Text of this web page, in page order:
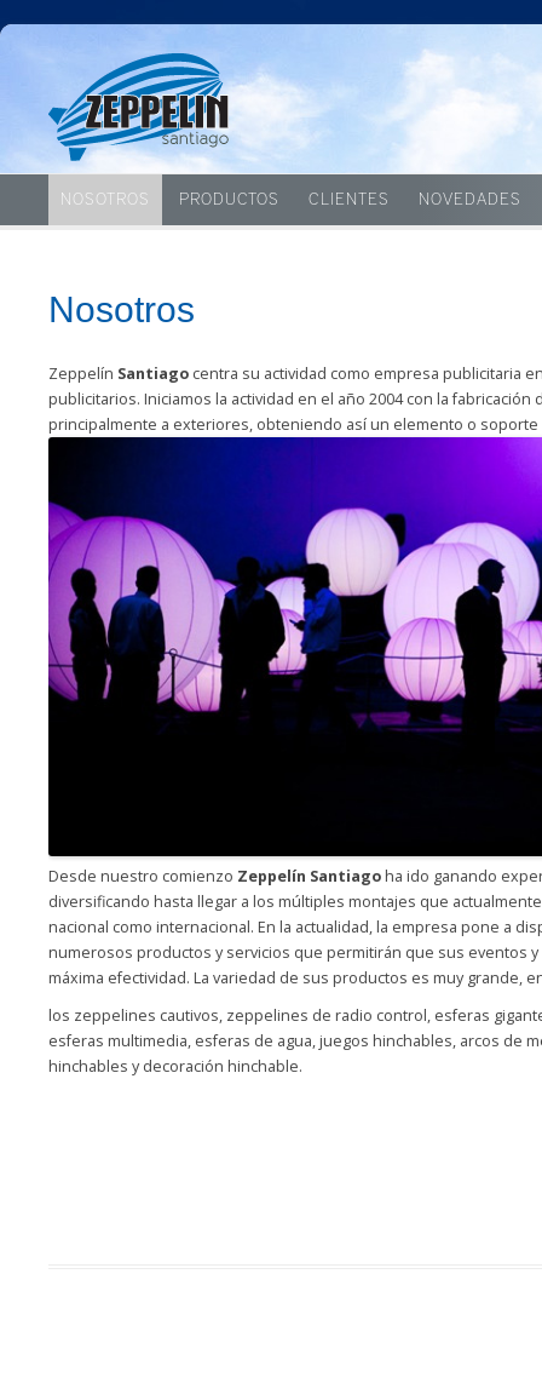
NOSOTROS PRODUCTOS CLIENTES NOVEDADES
Nosotros
Zeppelín Santiago centra su actividad como empresa publicitaria
publicitarios. Iniciamos la actividad en el año 2004 con la
principalmente a exteriores, obteniendo así un elemento o
Desde nuestro comienzo Zeppelín Santiagoha ido ganando
diversificando hasta llegar a los múltiples montajes que
nacional como internacional. En la actualidad, la empresa pone a
numerosos productos y servicios que permitirán que sus eventos y
máxima efectividad. La variedad de sus productos es muy grande,
los zeppelines cautivos, zeppelines de radio control, esferas
esferas multimedia, esferas de agua, juegos hinchables, arcos de
hinchables y decoración hinchable.